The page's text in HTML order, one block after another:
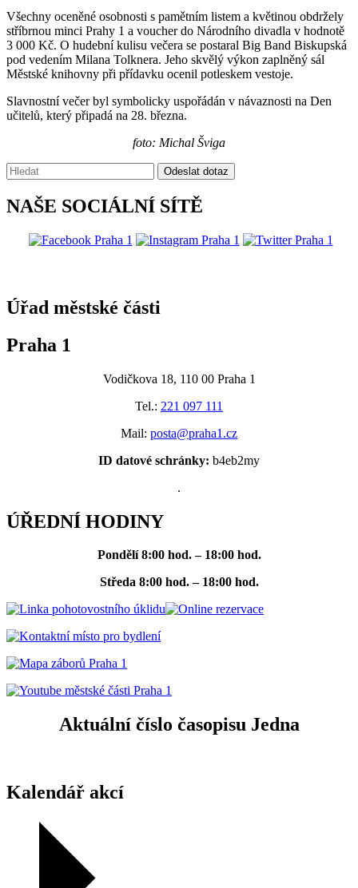
Všechny oceněné osobnosti s pamětním listem a květinou obdržely
stříbrnou minci Prahy 1 a voucher do Národního divadla v hodnotě
3 000 Kč. O hudební kulisu večera se postaral Big Band Biskupská
pod vedením Milana Tolknera. Jeho skvělý výkon zaplněný sál
Městské knihovny při přídavku ocenil potleskem vestoje.
Slavnostní večer byl symbolicky uspořádán v návaznosti na Den
učitelů, který připadá na 28. března.
foto: Michal Šviga
Vyhledávání:
Odeslat dotaz
NAŠE SOCIÁLNÍ SÍTĚ
Úřad městské části
Praha 1
Vodičkova 18, 110 00 Praha 1
Tel.: 221 097 111
Mail: posta@praha1.cz
ID datové schránky: b4eb2my
.
ÚŘEDNÍ HODINY
Pondělí 8:00 hod. – 18:00 hod.
Středa 8:00 hod. – 18:00 hod.
Aktuální číslo časopisu Jedna
Kalendář akcí